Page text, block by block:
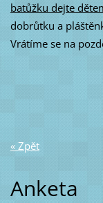
batůžku dejte
dobrůtku a
Vrátíme se na
« Zpět
Anketa